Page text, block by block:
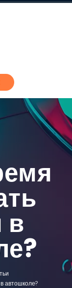
в
автошколе?